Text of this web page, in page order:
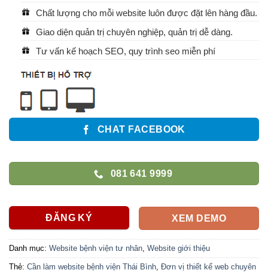
Chất lượng cho mỗi website luôn được đặt lên hàng đầu.
Giao diện quản trị chuyên nghiệp, quản trị dễ dàng.
Tư vấn kế hoạch SEO, quy trình seo miễn phí
CHAT FACEBOOK
081 641 9999
ĐĂNG KÝ XEM DEMO
Danh mục: Website bệnh viện tư nhân Website giới thiệu
Thẻ: Cần làm website bệnh viện Thái Bình Đơn vị thiết kế web chuyên